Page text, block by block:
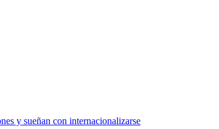
y sueñan con internacionalizarse